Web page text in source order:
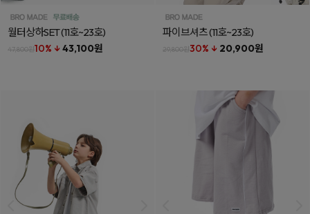
월터상하SET(11호~23호)
47,800원10% ↓ 43,100원
파이브셔츠(11호~23호)
29,800원30% ↓ 20,900원